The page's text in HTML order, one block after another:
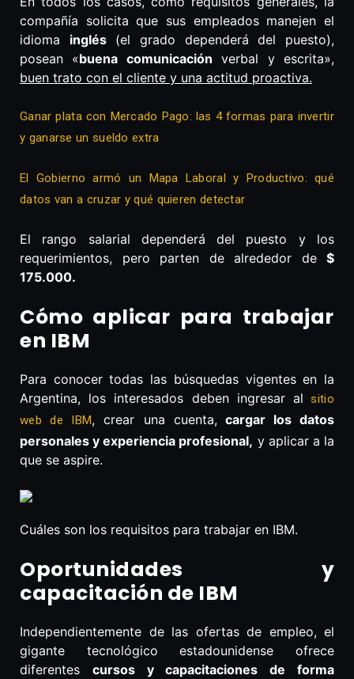
compañía solicita que sus empleados manejen el
idioma inglés(el grado dependerá del puesto),
posean «buena comunicación verbal y escrita»,
buen trato con el cliente y una actitud proactiva.
Ganar plata con Mercado Pago: las 4 formas para invertir
y ganarse un sueldo extra
El Gobierno armó un Mapa Laboral y Productivo: qué
datos van a cruzar y qué quieren detectar
El rango salarial dependerá del puesto y los
requerimientos, pero parten de alrededor de $
175.000.
Cómo aplicar para trabajar
en IBM
Para conocer todas las búsquedas vigentes en la
Argentina, los interesados deben ingresar al sitio
web de IBM, crear una cuenta, cargar los datos
personales y experiencia profesional, y aplicar a la
que se aspire.
Cuáles son los requisitos para trabajar en IBM.
Oportunidades y
capacitación de IBM
Independientemente de las ofertas de empleo, el
gigante tecnológico estadounidense ofrece
diferentes cursos y capacitaciones de forma